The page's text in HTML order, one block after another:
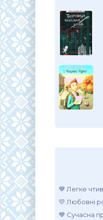
💙 Легке
💛 Любовні
💙 Сучасна